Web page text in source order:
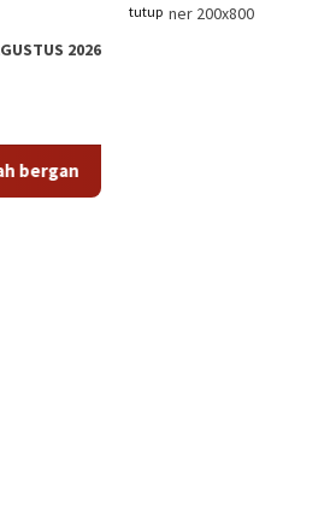
tutup
2026
nama menjadi KABARTODAY.ID.